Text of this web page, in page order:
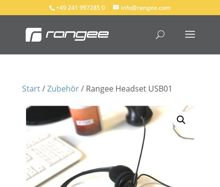
+49 241 997285 0 info@rangee.com
Start/Zubehör/ Rangee Headset USB01